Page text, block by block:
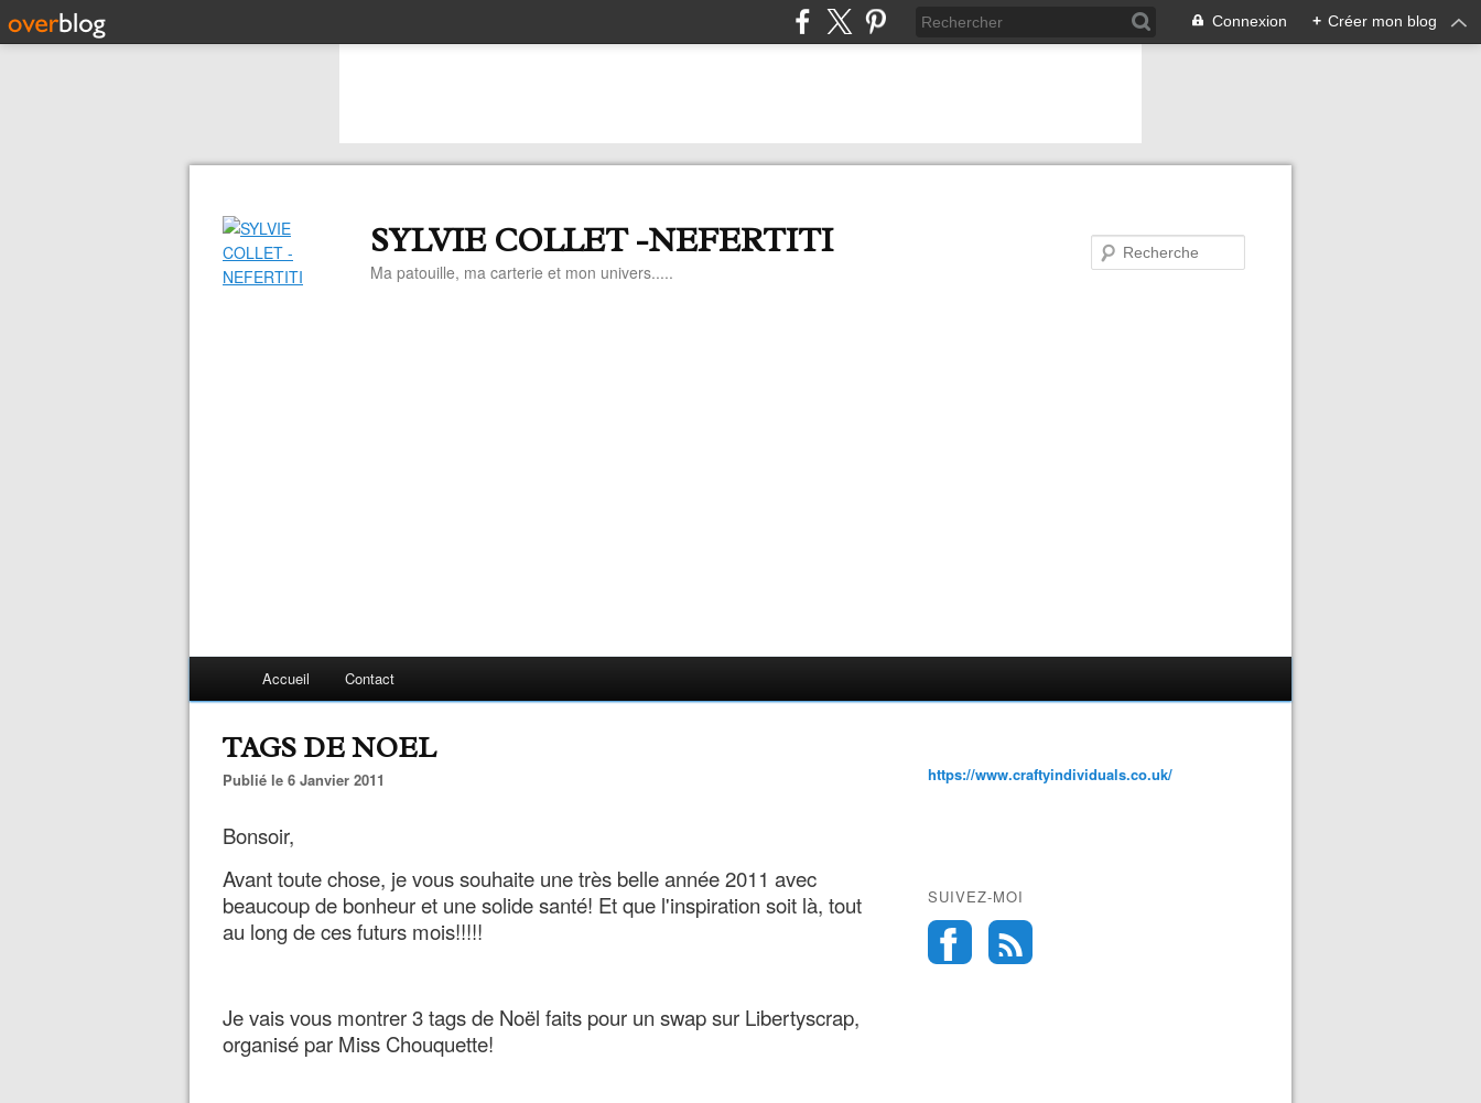
Connexion + Créer mon blog
SYLVIE COLLET -NEFERTITI
Ma patouille, ma carterie et mon univers.....
Accueil Contact
TAGS DE NOEL
Publié le 6 Janvier 2011
Bonsoir,
Avant toute chose, je vous souhaite une très belle année 2011 avec
beaucoup de bonheur et une solide santé! Et que l'inspiration soit là, tout
au long de ces futurs mois!!!!!
Je vais vous montrer 3 tags de Noël faits pour un swap sur Libertyscrap,
organisé par Miss Chouquette!
https://www.craftyindividuals.co.uk/
SUIVEZ-MOI